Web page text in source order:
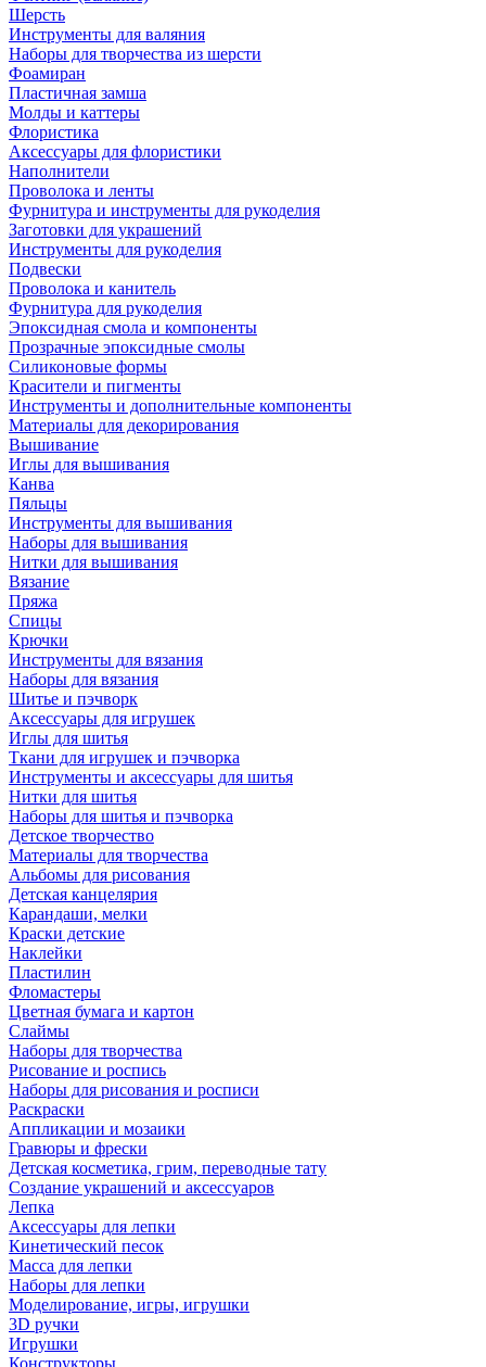
Шерсть
Инструменты для валяния
Наборы для творчества из шерсти
Фоамиран
Пластичная замша
Молды и каттеры
Флористика
Аксессуары для флористики
Наполнители
Проволока и ленты
Фурнитура и инструменты для рукоделия
Заготовки для украшений
Инструменты для рукоделия
Подвески
Проволока и канитель
Фурнитура для рукоделия
Эпоксидная смола и компоненты
Прозрачные эпоксидные смолы
Силиконовые формы
Красители и пигменты
Инструменты и дополнительные компоненты
Материалы для декорирования
Вышивание
Иглы для вышивания
Канва
Пяльцы
Инструменты для вышивания
Наборы для вышивания
Нитки для вышивания
Вязание
Пряжа
Спицы
Крючки
Инструменты для вязания
Наборы для вязания
Шитье и пэчворк
Аксессуары для игрушек
Иглы для шитья
Ткани для игрушек и пэчворка
Инструменты и аксессуары для шитья
Нитки для шитья
Наборы для шитья и пэчворка
Детское творчество
Материалы для творчества
Альбомы для рисования
Детская канцелярия
Карандаши, мелки
Краски детские
Наклейки
Пластилин
Фломастеры
Цветная бумага и картон
Слаймы
Наборы для творчества
Рисование и роспись
Наборы для рисования и росписи
Раскраски
Аппликации и мозаики
Гравюры и фрески
Детская косметика, грим, переводные тату
Создание украшений и аксессуаров
Лепка
Аксессуары для лепки
Кинетический песок
Масса для лепки
Наборы для лепки
Моделирование, игры, игрушки
3D ручки
Игрушки
Конструкторы